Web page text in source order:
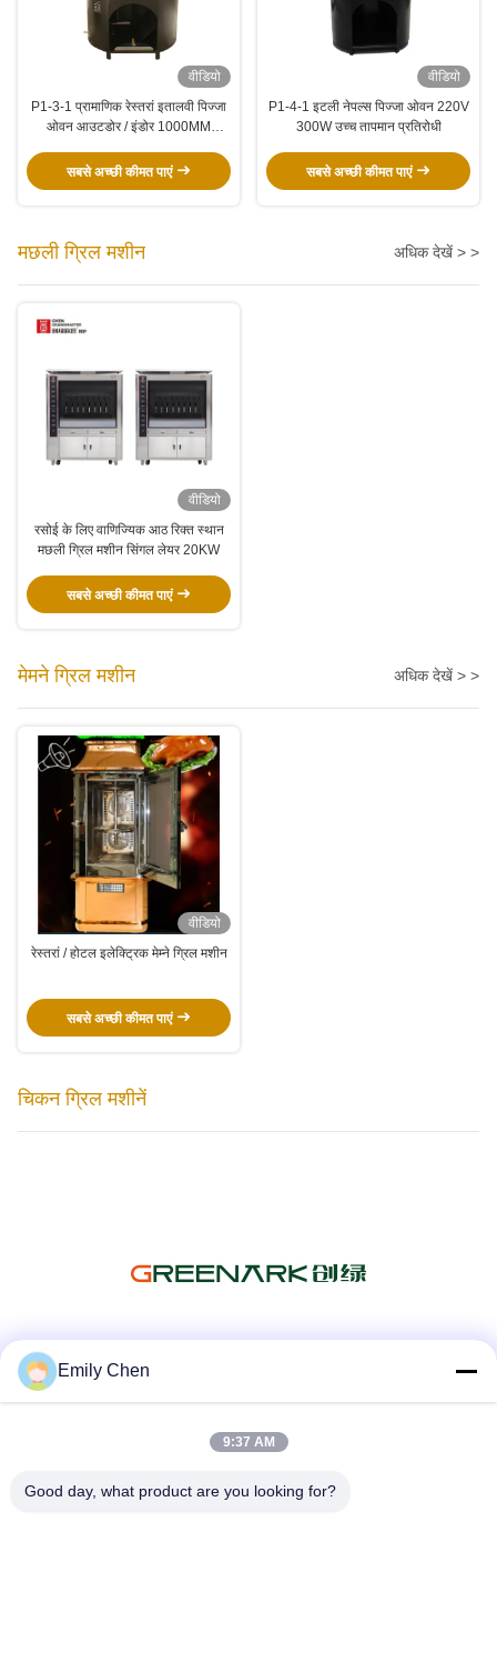
वीडियो
P1-3-1 प्रामाणिक रेस्तरां इतालवी पिज्जा
ओवन आउटडोर / इंडोर 1000MM
सबसे अच्छी कीमत पाएं
वीडियो
P1-4-1 इटली नेपल्स पिज्जा ओवन 220V
300W उच्च तापमान प्रतिरोधी
सबसे अच्छी कीमत पाएं
मछली ग्रिल मशीन अधिक देखें > >
वीडियो
रसोई के लिए वाणिज्यिक आठ रिक्त स्थान
मछली ग्रिल मशीन सिंगल लेयर 20KW
सबसे अच्छी कीमत पाएं
मेमने ग्रिल मशीन अधिक देखें > >
वीडियो
रेस्तरां / होटल इलेक्ट्रिक मेम्ने ग्रिल मशीन
सबसे अच्छी कीमत पाएं
चिकन ग्रिल मशीनें
टेलीफोन
Emily Chen
9:37 AM
Good day, what product are you looking for?